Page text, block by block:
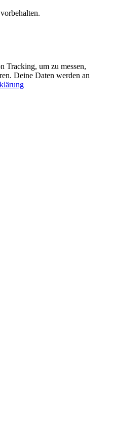
Tracking, um zu messen,
Deine Daten werden an